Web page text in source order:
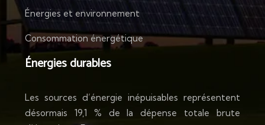
Énergies et environnement
Consommation énergétique
Énergies durables
Les sources d’énergie inépuisables représentent
désormais 19,1 % de la dépense totale brute